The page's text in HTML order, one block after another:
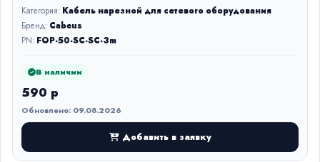
Категория: Кабель нарезной для сетевого оборудования
Бренд: Cabeus
PN: FOP-50-SC-SC-3m
В наличии
590 р
Обновлено: 09.08.2026
Добавить в заявку